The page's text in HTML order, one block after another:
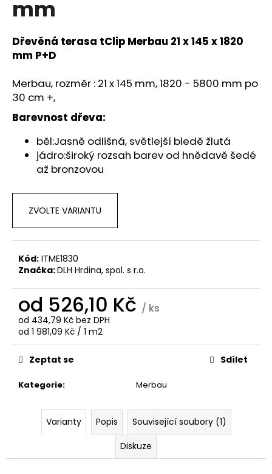
mm
Dřevěná terasa tClip Merbau 21 x 145 x 1820
mm P+D
Merbau, rozměr : 21 x 145 mm, 1820 - 5800 mm po
30 cm +,
Barevnost dřeva:
běl:Jasně odlišná, světlejší bledě žlutá
jádro:široký rozsah barev od hnědavě šedé
až bronzovou
ZVOLTE VARIANTU
Kód: ITME1830
Značka:DLH Hrdina, spol. s r.o.
od 526,10 Kč / ks
od 434,79 Kč bez DPH
Měrná
cena:
od 1 981,09 Kč / 1 m2
Kategorie: Merbau
Zeptat se Sdílet
Varianty Popis
Související soubory (1)
Diskuze
a
í
t
?
HLEDAT
D
u
č
u
e
m
e
HLADKA/HLADKÁ
456,50